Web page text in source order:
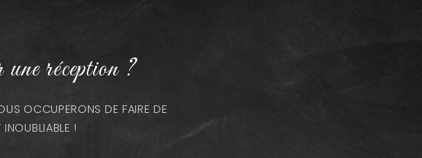
réception ?
OCCUPERONS DE FAIRE DE
!